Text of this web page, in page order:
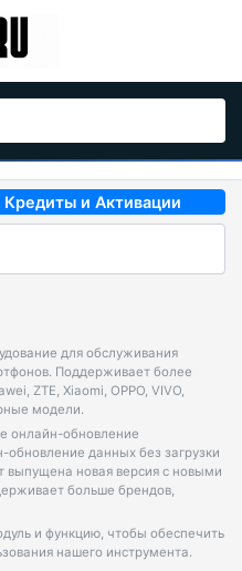
Кредиты и Активации
для обслуживания
Поддерживает более
ZTE, Xiaomi, OPPO, VIVO,
модели.
онлайн-обновление
данных без загрузки
выпущена новая версия с новыми
больше брендов,
и функцию, чтобы обеспечить
нашего инструмента.